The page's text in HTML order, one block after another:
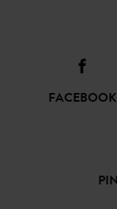
FACEBOOK